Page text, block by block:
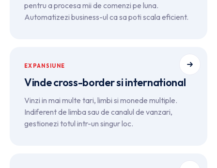
pentru a procesa mii de comenzi pe luna.
Automatizezi business-ul ca sa poti scala eficient.
EXPANSIUNE
Vinde cross-border si international
Vinzi in mai multe tari, limbi si monede multiple.
Indiferent de limba sau de canalul de vanzari,
gestionezi totul intr-un singur loc.